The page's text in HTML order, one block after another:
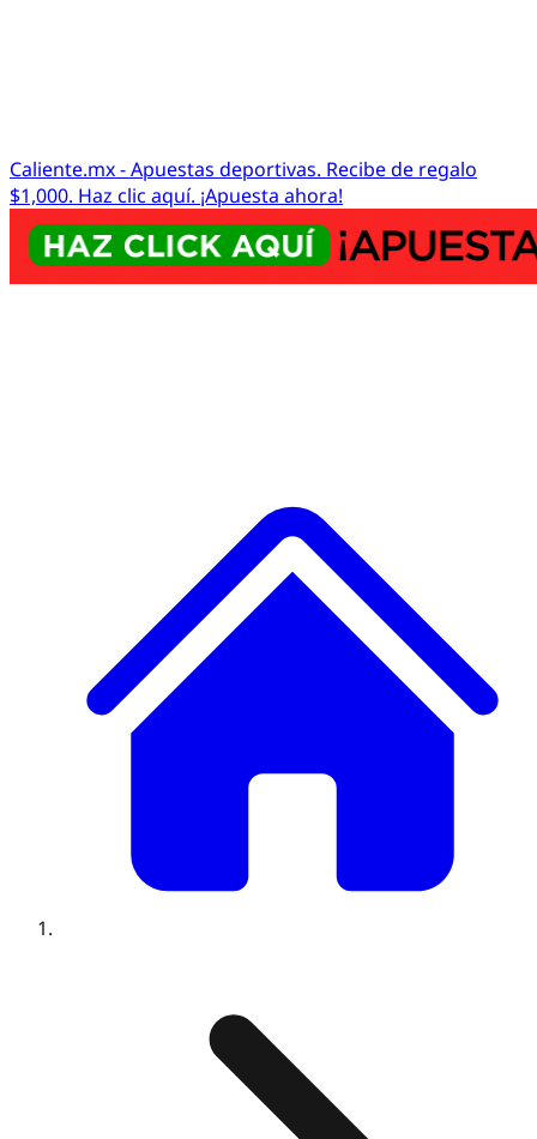
Caliente.mx - Apuestas deportivas. Recibe de regalo
$1,000. Haz clic aquí. ¡Apuesta ahora!